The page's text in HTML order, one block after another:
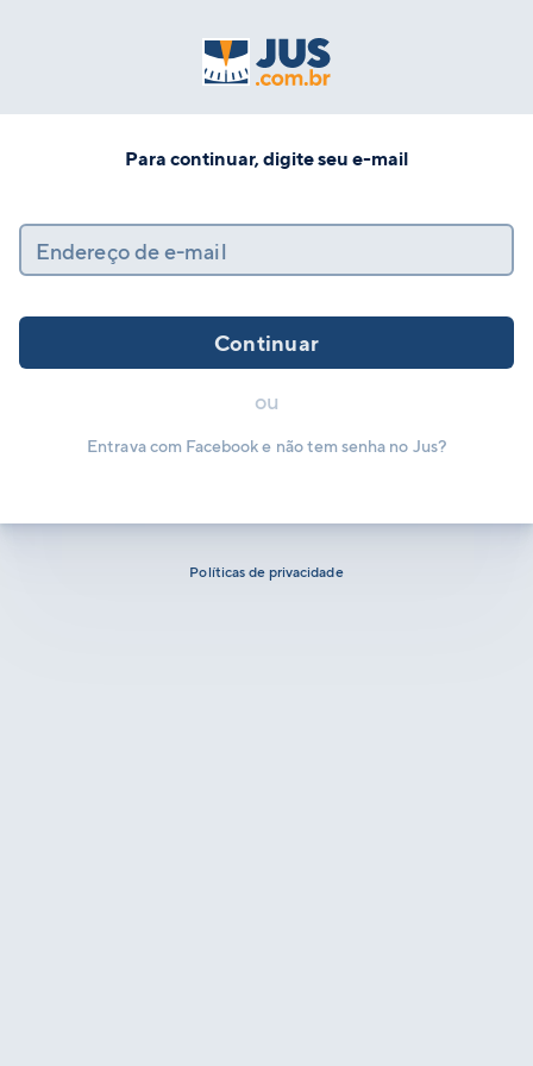
Para continuar, digite seu e-mail
Endereço de e-mail
Continuar
ou
Entrava com Facebook e não tem senha no Jus?
Políticas de privacidade